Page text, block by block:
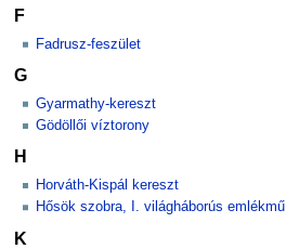
F
Fadrusz-feszület
G
Gyarmathy-kereszt
Gödöllői víztorony
H
Horváth-Kispál kereszt
Hősök szobra, I. világháborús emlékmű
K